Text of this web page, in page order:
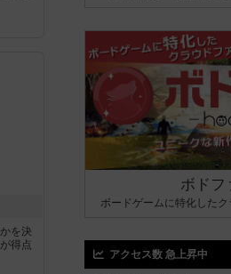
を決
得点
ボドフ
ボードゲームに特化した
アクセス数 急上昇中